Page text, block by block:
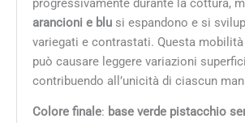
progressivamente durante la cottura,
arancioni e blusi espandono e si
variegati e contrastati. Questa
può causare leggere variazioni
contribuendo all’unicità di ciascun
Colore finale: base verde pistacchio